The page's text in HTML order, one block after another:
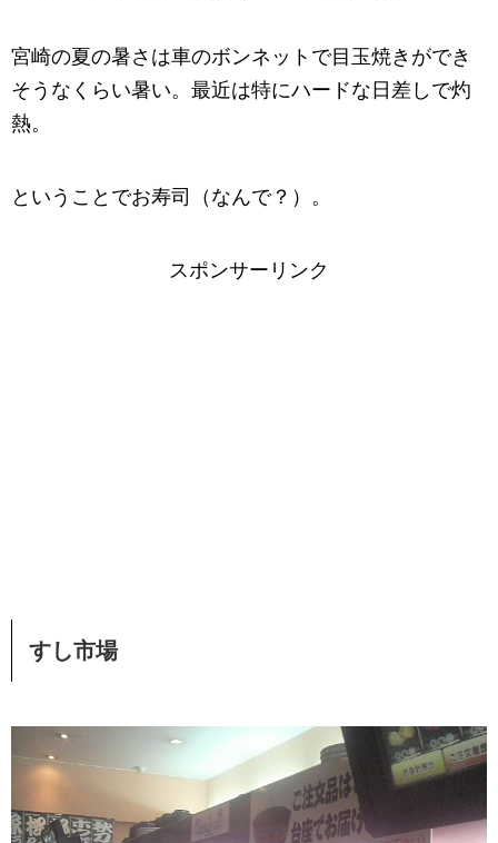
宮崎の夏の暑さは車のボンネットで目玉焼きができ
そうなくらい暑い。最近は特にハードな日差しで灼
熱。
ということでお寿司（なんで？）。
スポンサーリンク
すし市場